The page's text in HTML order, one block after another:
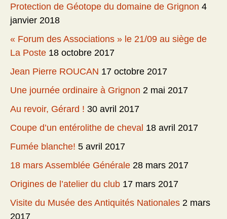
Protection de Géotope du domaine de Grignon 4
janvier 2018
« Forum des Associations » le 21/09 au siège de
La Poste 18 octobre 2017
Jean Pierre ROUCAN 17 octobre 2017
Une journée ordinaire à Grignon 2 mai 2017
Au revoir, Gérard ! 30 avril 2017
Coupe d’un entérolithe de cheval 18 avril 2017
Fumée blanche! 5 avril 2017
18 mars Assemblée Générale 28 mars 2017
Origines de l’atelier du club 17 mars 2017
Visite du Musée des Antiquités Nationales 2 mars
2017